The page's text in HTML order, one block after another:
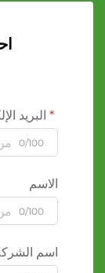
البريد
0/100
الاسم
0/100
اسم